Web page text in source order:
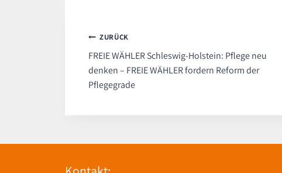
Beitragsnavigation
ZURÜCK
FREIE WÄHLER Schleswig-Holstein: Pflege neu
denken – FREIE WÄHLER fordern Reform der
Pflegegrade